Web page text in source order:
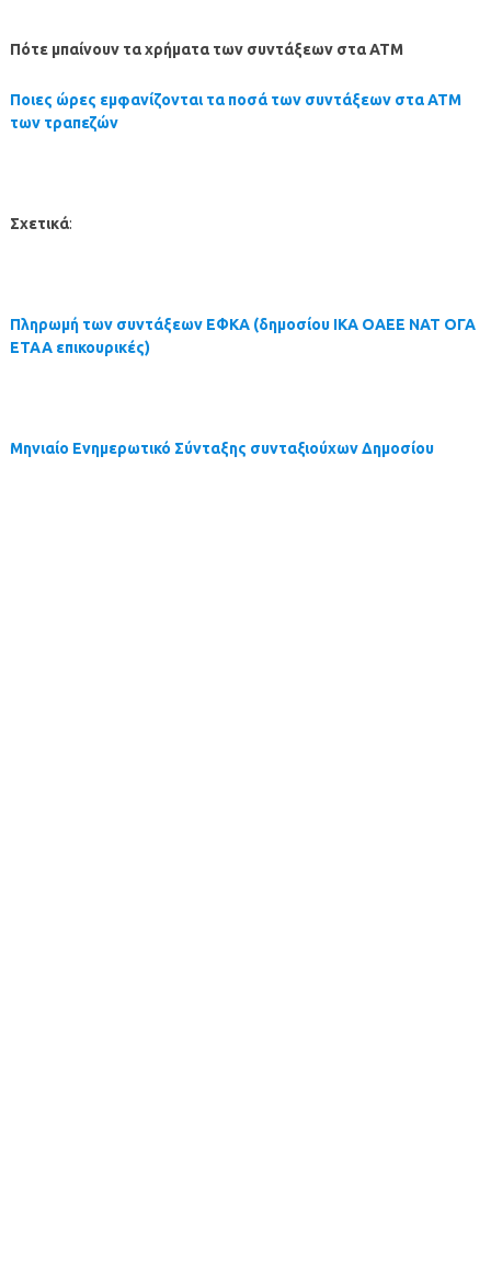
Πότε μπαίνουν τα χρήματα των συντάξεων στα ΑΤΜ
Ποιες ώρες εμφανίζονται τα ποσά των συντάξεων στα ΑΤΜ
των τραπεζών
Σχετικά:
Πληρωμή των συντάξεων ΕΦΚΑ(δημοσίου ΙΚΑ ΟΑΕΕ ΝΑΤ ΟΓΑ
ΕΤΑΑ επικουρικές)
Μηνιαίο Ενημερωτικό Σύνταξης συνταξιούχων Δημοσίου